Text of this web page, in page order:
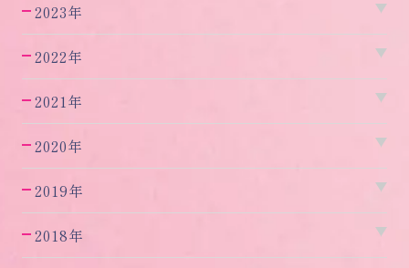
2023年
2022年
2021年
2020年
2019年
2018年